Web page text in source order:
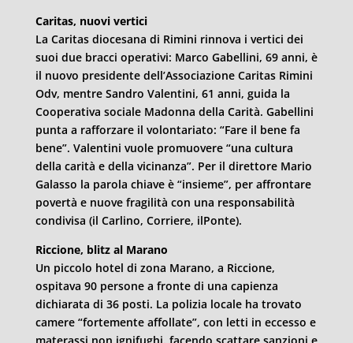
Caritas, nuovi vertici
La Caritas diocesana di Rimini rinnova i vertici dei
suoi due bracci operativi: Marco Gabellini, 69 anni, è
il nuovo presidente dell’Associazione Caritas Rimini
Odv, mentre Sandro Valentini, 61 anni, guida la
Cooperativa sociale Madonna della Carità. Gabellini
punta a rafforzare il volontariato: “Fare il bene fa
bene”. Valentini vuole promuovere “una cultura
della carità e della vicinanza”. Per il direttore Mario
Galasso la parola chiave è “insieme”, per affrontare
povertà e nuove fragilità con una responsabilità
condivisa (il Carlino, Corriere, ilPonte).
Riccione, blitz al Marano
Un piccolo hotel di zona Marano, a Riccione,
ospitava 90 persone a fronte di una capienza
dichiarata di 36 posti. La polizia locale ha trovato
camere “fortemente affollate”, con letti in eccesso e